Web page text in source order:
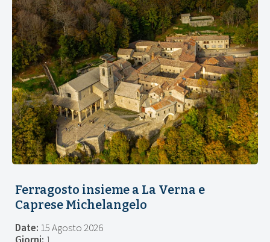
Ferragosto insieme a La Verna e
Caprese Michelangelo
Date: 15 Agosto 2026